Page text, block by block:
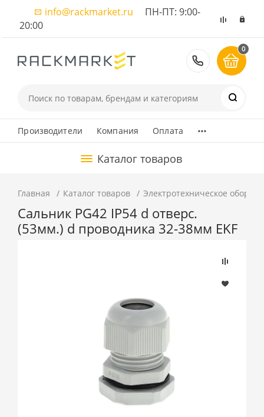
info@rackmarket.ru ПН-ПТ: 9:00-
20:00
8 (495)
0
Производители Компания Оплата ...
Каталог товаров
Главная Каталог товаров Электротехническое
Сальник PG42 IP54 d отверс.
(53мм.) d проводника 32-38мм EKF